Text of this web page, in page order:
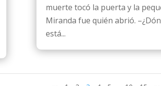
muerte tocó la puerta y la
Miranda fue quién abrió.
está...